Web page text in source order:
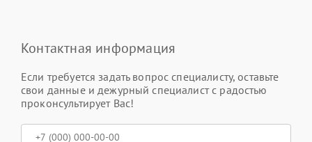
Контактная информация
Если требуется задать вопрос специалисту, оставьте
свои данные и дежурный специалист с радостью
проконсультирует Вас!